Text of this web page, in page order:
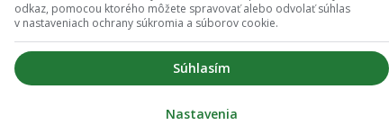
ako preferovaný zdroj
Startitup, odkaz sa otvorí v novom okne
odkaz, pomocou ktorého môžete spravovať alebo odvolať súhlas
v nastaveniach ochrany súkromia a súborov cookie.
Súhlasím
Nastavenia